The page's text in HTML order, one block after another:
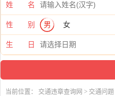
姓 名
性 别 男 女
生 日
当前位置： 交通违章查询网 > 交通问题